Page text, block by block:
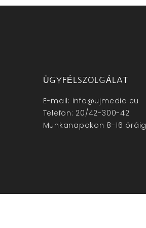
ÜGYFÉLSZOLGÁLAT
E-mail: info@ujmedia.eu
Telefon: 20/42-300-42
Munkanapokon 8-16 óráig